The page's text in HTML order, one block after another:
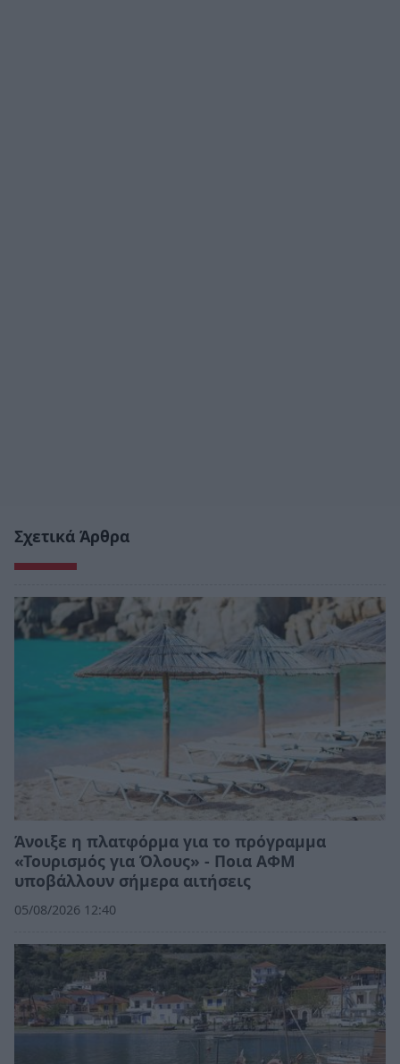
Σχετικά Άρθρα
Άνοιξε η πλατφόρμα για το πρόγραμμα
«Τουρισμός για Όλους» - Ποια ΑΦΜ
υποβάλλουν σήμερα αιτήσεις
05/08/2026 12:40